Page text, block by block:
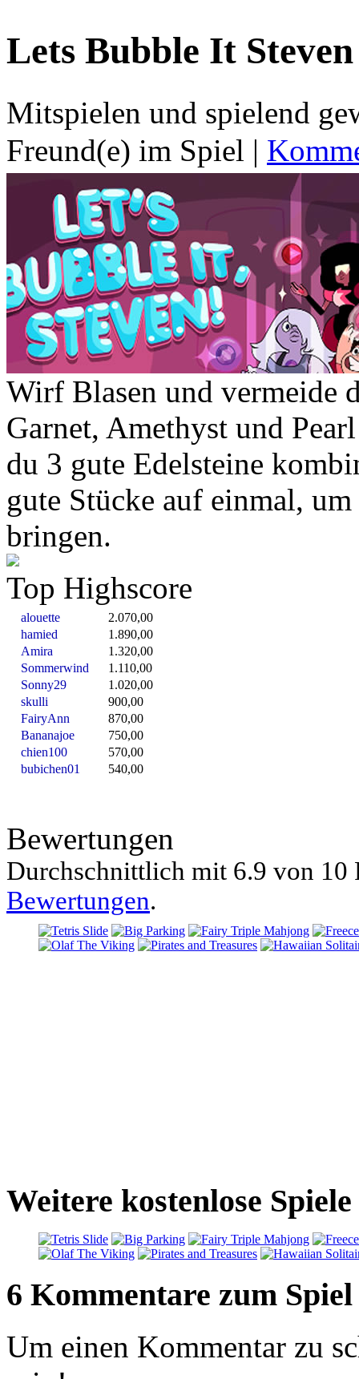
Lets Bubble It Steven
Mitspielen und spielend
Freund(e) im Spiel |
Wirf Blasen und vermeide
Garnet, Amethyst und
du 3 gute Edelsteine
gute Stücke auf einmal,
bringen.
Top Highscore
alouette
2.070,00
hamied
1.890,00
Amira
1.320,00
Sommerwind
1.110,00
Sonny29
1.020,00
skulli
900,00
FairyAnn
870,00
Bananajoe
750,00
chien100
570,00
bubichen01
540,00
Bewertungen
Durchschnittlich mit 6.9 von 10
Bewertungen.
Weitere kostenlose
6 Kommentare zum Spiel
Um einen Kommentar zu